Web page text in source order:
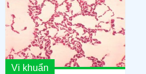
Vi khuẩn